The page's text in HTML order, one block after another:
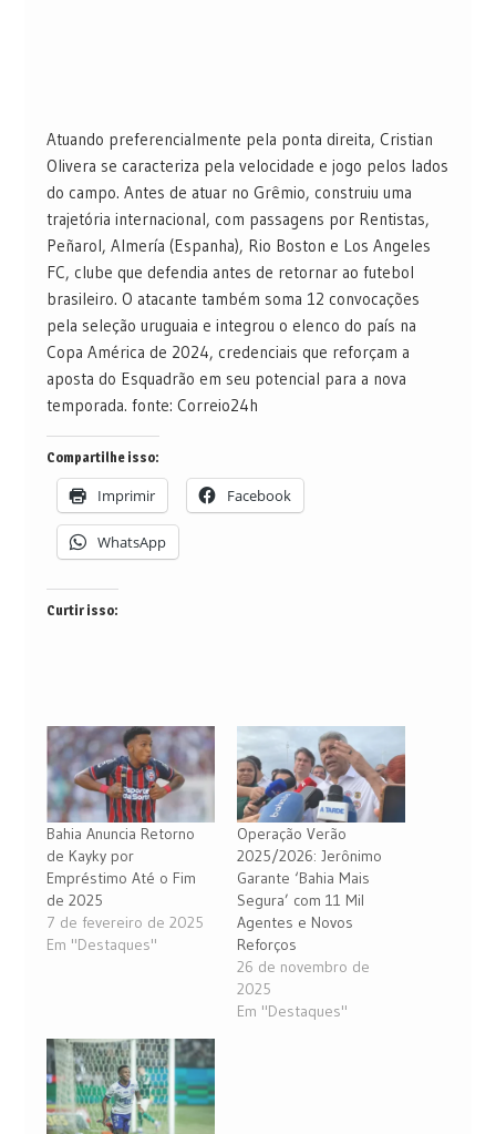
Atuando preferencialmente pela ponta direita, Cristian
Olivera se caracteriza pela velocidade e jogo pelos lados
do campo. Antes de atuar no Grêmio, construiu uma
trajetória internacional, com passagens por Rentistas,
Peñarol, Almería (Espanha), Rio Boston e Los Angeles
FC, clube que defendia antes de retornar ao futebol
brasileiro. O atacante também soma 12 convocações
pela seleção uruguaia e integrou o elenco do país na
Copa América de 2024, credenciais que reforçam a
aposta do Esquadrão em seu potencial para a nova
temporada. fonte: Correio24h
Compartilhe isso:
Imprimir Facebook
WhatsApp
Curtir isso:
Bahia Anuncia Retorno
de Kayky por
Empréstimo Até o Fim
de 2025
7 de fevereiro de 2025
Em "Destaques"
Operação Verão
2025/2026: Jerônimo
Garante ‘Bahia Mais
Segura’ com 11 Mil
Agentes e Novos
Reforços
26 de novembro de
2025
Em "Destaques"